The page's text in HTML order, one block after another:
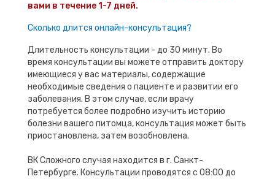
вами в течение 1-7 дней.
Сколько длится онлайн-консультация?
Длительность консультации - до 30 минут. Во
время консультации вы можете отправить доктору
имеющиеся у вас материалы, содержащие
необходимые сведения о пациенте и развитии его
заболевания. В этом случае, если врачу
потребуется более подробно изучить историю
болезни вашего питомца, консультация может быть
приостановлена, затем возобновлена.
ВК Сложного случая находится в г. Санкт-
Петербурге. Консультации проводятся с 08:00 до